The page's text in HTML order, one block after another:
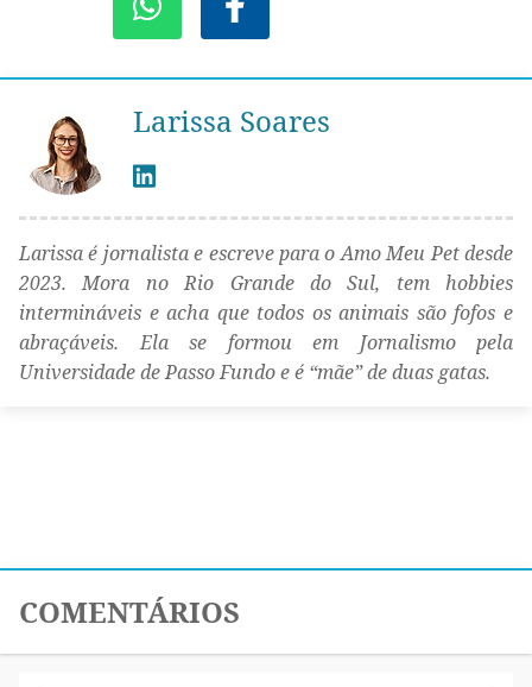
Larissa Soares
Larissa é jornalista e escreve para o Amo Meu Pet desde
2023. Mora no Rio Grande do Sul, tem hobbies
intermináveis e acha que todos os animais são fofos e
abraçáveis. Ela se formou em Jornalismo pela
Universidade de Passo Fundo e é “mãe” de duas gatas.
COMENTÁRIOS